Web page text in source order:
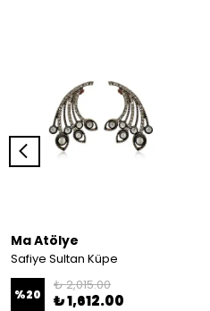
Ma Atölye
Safiye Sultan Küpe
%20
₺ 2,015.00
₺ 1,612.00